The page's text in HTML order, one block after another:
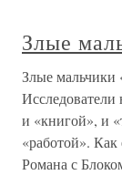
Злые
Злые мальчики
и «книгой», и
«работой».
Романа с